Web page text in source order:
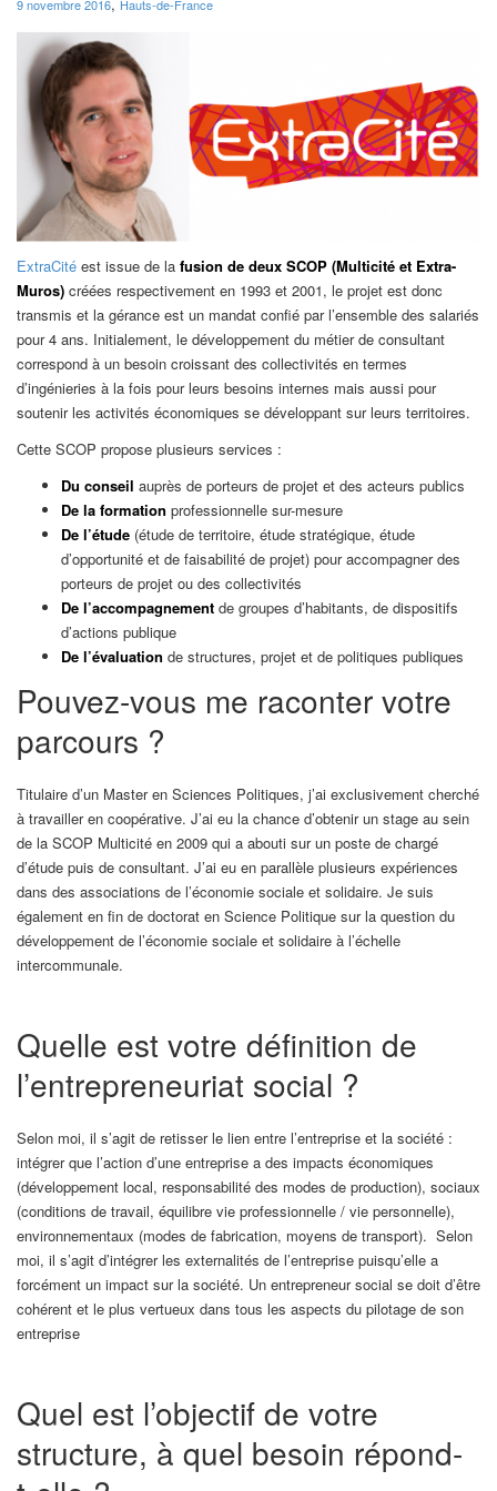
9 novembre 2016 Hauts-de-France
ExtraCité est issue de la fusion de deux SCOP (Multicité et Extra-
Muros) créées respectivement en 1993 et 2001, le projet est donc
transmis et la gérance est un mandat confié par l’ensemble des salariés
pour 4 ans. Initialement, le développement du métier de consultant
correspond à un besoin croissant des collectivités en termes
d’ingénieries à la fois pour leurs besoins internes mais aussi pour
soutenir les activités économiques se développant sur leurs territoires.
Cette SCOP propose plusieurs services :
Du conseil auprès de porteurs de projet et des acteurs publics
De la formation professionnelle sur-mesure
De l’étude (étude de territoire, étude stratégique, étude
d’opportunité et de faisabilité de projet) pour accompagner des
porteurs de projet ou des collectivités
De l’accompagnement de groupes d’habitants, de dispositifs
d’actions publique
De l’évaluation de structures, projet et de politiques publiques
Pouvez-vous me raconter votre
parcours ?
Titulaire d’un Master en Sciences Politiques, j’ai exclusivement cherché
à travailler en coopérative. J’ai eu la chance d’obtenir un stage au sein
de la SCOP Multicité en 2009 qui a abouti sur un poste de chargé
d’étude puis de consultant. J’ai eu en parallèle plusieurs expériences
dans des associations de l’économie sociale et solidaire. Je suis
également en fin de doctorat en Science Politique sur la question du
développement de l’économie sociale et solidaire à l’échelle
intercommunale.
Quelle est votre définition de
l’entrepreneuriat social ?
Selon moi, il s’agit de retisser le lien entre l’entreprise et la société :
intégrer que l’action d’une entreprise a des impacts économiques
(développement local, responsabilité des modes de production), sociaux
(conditions de travail, équilibre vie professionnelle / vie personnelle),
environnementaux (modes de fabrication, moyens de transport). Selon
moi, il s’agit d’intégrer les externalités de l’entreprise puisqu’elle a
forcément un impact sur la société. Un entrepreneur social se doit d’être
cohérent et le plus vertueux dans tous les aspects du pilotage de son
entreprise
Quel est l’objectif de votre
structure, à quel besoin répond-